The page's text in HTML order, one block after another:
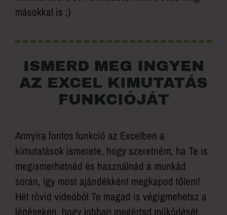
másokkal is :)
ISMERD MEG INGYEN
AZ EXCEL KIMUTATÁS
FUNKCIÓJÁT
Annyira fontos funkció az Excelben a
kimutatások ismerete, hogy szeretném, ha Te is
megismerhetnéd és használnád a munkád
során, így most ajándékként megkapod tőlem!
Hét rövid videóból Te magad is végigmehetsz a
lépéseken, hogy jobban megértsd működését.